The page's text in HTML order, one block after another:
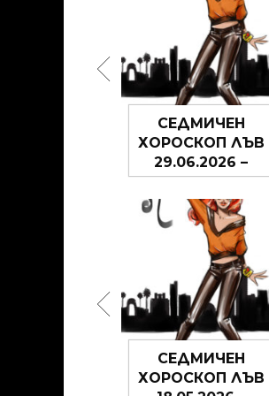
СЕДМИЧЕН
ХОРОСКОП ЛЪВ
29.06.2026 –
05.07.2026
СЕДМИЧЕН
ХОРОСКОП ЛЪВ